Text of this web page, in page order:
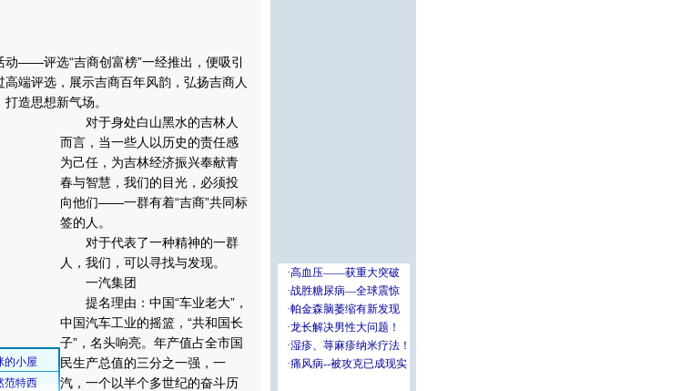
——评选“吉商创富榜”一经推出，便吸引
端评选，展示吉商百年风韵，弘扬吉商人
造思想新气场。
对于身处白山黑水的吉林人
而言，当一些人以历史的责任感
为己任，为吉林经济振兴奉献青
春与智慧，我们的目光，必须投
向他们——一群有着“吉商”共同标
签的人。
对于代表了一种精神的一群
人，我们，可以寻找与发现。
一汽集团
提名理由：中国“车业老大”，
中国汽车工业的摇篮，“共和国长
子”，名头响亮。年产值占全市国
民生产总值的三分之一强，一
汽，一个以半个多世纪的奋斗历